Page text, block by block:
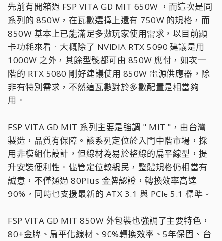
先前有開箱過 FSP VITA GD MIT 650W ，而這次是同
系列的 850W，在瓦數選擇上還有 750W 的規格，而
850W 基本上已能滿足多數玩家使用需求，以目前顯
卡功耗來看，大概除了 NVIDIA RTX 5090 建議是用
1000W 之外，其餘型號都可由 850W 應付，如次一
階的 RTX 5080 剛好建議使用 850W 電源供應器，除
非有特別需求，不然這瓦數對於多數配置是相當夠
用。
FSP VITA GD MIT 系列主要是強調 " MIT "，由台灣
製造，品質有保障。該系列定位於入門中階市場，採
用非模組化設計，但線材為易於整線的扁平線型，提
升安裝便利性。儘管定位較親民，整體規格仍相當有
誠意，不僅通過 80Plus 金牌認證，轉換效率高達
90%，同時也支援最新的 ATX 3.1 與 PCIe 5.1 標準。
FSP VITA GD MIT 850W 外包裝也強調了主要特色，
80+金牌、扁平化線材、90%轉換效率、5年保固、台